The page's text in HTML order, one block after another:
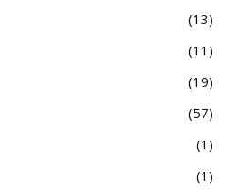
13
11
19
57
1
1